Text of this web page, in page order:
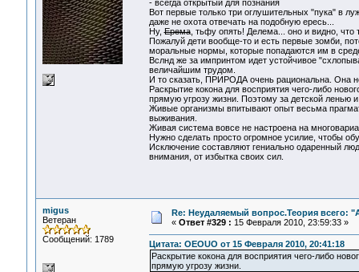
- всегда открытый для познания
Вот первые только три оглушительных "пука" в
даже не охота отвечать на подобную ересь...
Ну,Ерема, тьфу опять! Делема... оно и видно, что
Пожалуй дети вообще-то и есть первые зомби,
моральные нормы, которые попадаются им в
Вслнд же за импринтом идет устойчивое
величайшим трудом.
И то сказать, ПРИРОДА очень рациональна. Она
Раскрытие кокона для восприятия чего-либо
прямую угрозу жизни. Поэтому за детской ленью
Живые организмы впитывают опыт весьма
выживания.
Живая система вовсе не настроена на
Нужно сделать просто огромное усилие, чтобы
Исключение составляют гениально одаренный
внимания, от избытка своих сил.
migus
Ветеран
Сообщений: 1789
Re: Неудаляемый вопрос.Теория всего:
« Ответ #329 : 15 Февраля 2010, 23:59:33 »
Цитата: OEOUO от 15 Февраля 2010, 20:41:18
Раскрытие кокона для восприятия чего-либо
прямую угрозу жизни.